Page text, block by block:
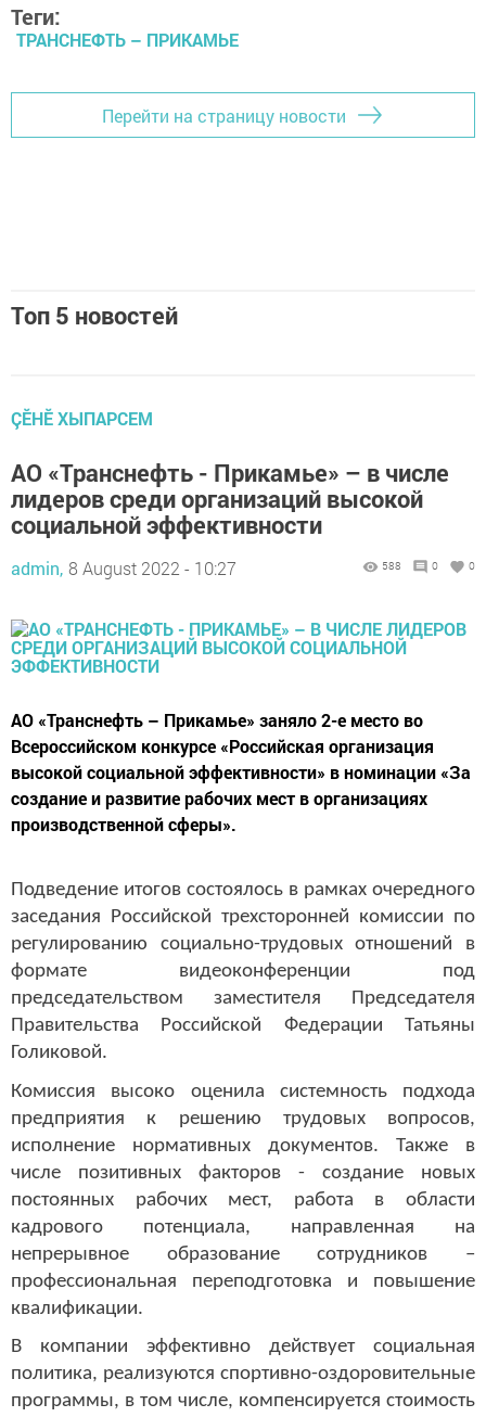
Теги:
ТРАНСНЕФТЬ – ПРИКАМЬЕ
Перейти на страницу новости
Топ 5 новостей
ÇӖНӖ ХЫПАРСЕМ
АО «Транснефть - Прикамье» – в числе
лидеров среди организаций высокой
социальной эффективности
admin, 8 August 2022 - 10:27 588 0 0
АО «Транснефть – Прикамье» заняло 2-е место во
Всероссийском конкурсе «Российская организация
высокой социальной эффективности» в номинации «За
создание и развитие рабочих мест в организациях
производственной сферы».
Подведение итогов состоялось в рамках очередного
заседания Российской трехсторонней комиссии по
регулированию социально-трудовых отношений в
формате видеоконференции под
председательством заместителя Председателя
Правительства Российской Федерации Татьяны
Голиковой.
Комиссия высоко оценила системность подхода
предприятия к решению трудовых вопросов,
исполнение нормативных документов. Также в
числе позитивных факторов - создание новых
постоянных рабочих мест, работа в области
кадрового потенциала, направленная на
непрерывное образование сотрудников –
профессиональная переподготовка и повышение
квалификации.
В компании эффективно действует социальная
политика, реализуются спортивно-оздоровительные
программы, в том числе, компенсируется стоимость